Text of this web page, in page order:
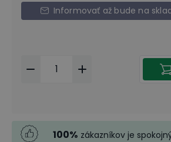
Informovať až bude na
100% zákazníkov je